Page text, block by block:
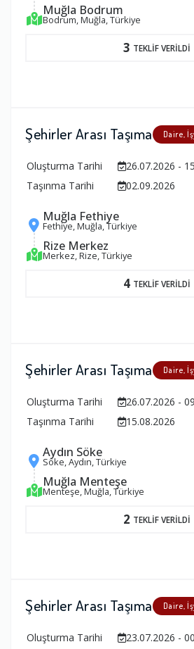
Muğla Bodrum
Bodrum, Muğla, Türkiye
3 TEKLİF VERİLDİ
Şehirler Arası Taşıma Daire,
Oluşturma Tarihi
26.07.2026 -
Taşınma Tarihi
02.09.2026
Muğla Fethiye
Fethiye, Muğla, Türkiye
Rize Merkez
Merkez, Rize, Türkiye
4 TEKLİF VERİLDİ
Şehirler Arası Taşıma Daire,
Oluşturma Tarihi
26.07.2026 -
Taşınma Tarihi
15.08.2026
Aydın Söke
Söke, Aydın, Türkiye
Muğla Menteşe
Menteşe, Muğla, Türkiye
2 TEKLİF VERİLDİ
Şehirler Arası Taşıma Daire,
Oluşturma Tarihi
23.07.2026 -